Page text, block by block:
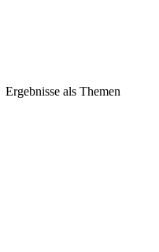
Ergebnisse als Themen